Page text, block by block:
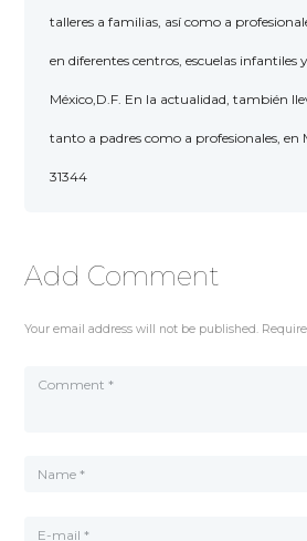
talleres a familias, así como a
en diferentes centros, escuelas infantiles
México,D.F. En la actualidad, también
tanto a padres como a profesionales, en
31344
Add Comment
Your email address will not be published.